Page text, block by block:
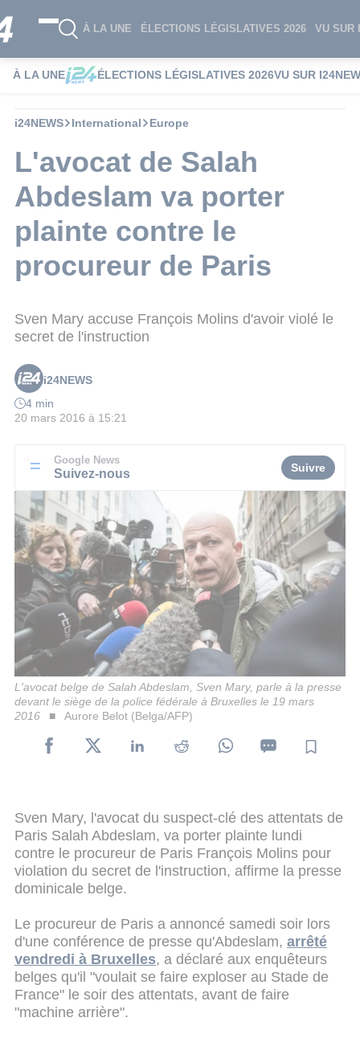
À LA UNE ÉLECTIONS LÉGISLATIVES 2026 VU SUR
À LA UNE ÉLECTIONS LÉGISLATIVES 2026VU SUR
i24NEWS International Europe
L'avocat de Salah
Abdeslam va porter
plainte contre le
procureur de Paris
Sven Mary accuse François Molins d'avoir violé le
secret de l'instruction
i24NEWS
4 min
20 mars 2016 à 15:21
Google News
Suivez-nous Suivre
L'avocat belge de Salah Abdeslam, Sven Mary, parle à la presse
devant le siège de la police fédérale à Bruxelles le 19 mars
2016
Aurore Belot (Belga/AFP)
Sven Mary, l'avocat du suspect-clé des attentats de
Paris Salah Abdeslam, va porter plainte lundi
contre le procureur de Paris François Molins pour
violation du secret de l'instruction, affirme la presse
dominicale belge.
Le procureur de Paris a annoncé samedi soir lors
d'une conférence de presse qu'Abdeslam, arrêté
vendredi à Bruxelles, a déclaré aux enquêteurs
belges qu'il "voulait se faire exploser au Stade de
France" le soir des attentats, avant de faire
"machine arrière".